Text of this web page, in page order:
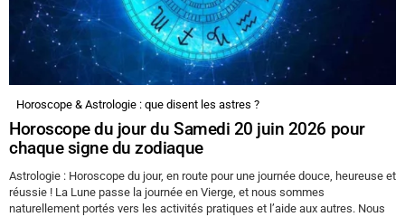
Horoscope & Astrologie : que disent les astres ?
Horoscope du jour du Samedi 20 juin 2026 pour
chaque signe du zodiaque
Astrologie : Horoscope du jour, en route pour une journée douce, heureuse et
réussie ! La Lune passe la journée en Vierge, et nous sommes
naturellement portés vers les activités pratiques et l’aide aux autres. Nous